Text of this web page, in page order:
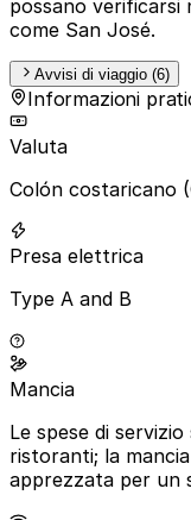
possano verificarsi
come San José.
Avvisi di viaggio (6)
Informazioni
Valuta
Colón costaricano
Presa elettrica
Type A and B
Mancia
Le spese di
ristoranti; la
apprezzata per un